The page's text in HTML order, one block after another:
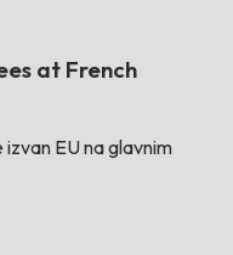
at French
EU na glavnim